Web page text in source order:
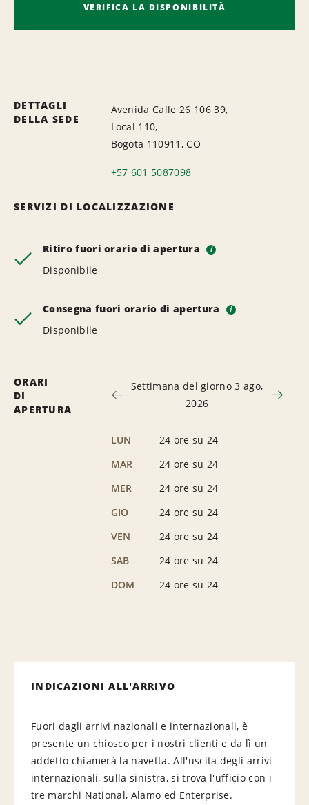
VERIFICA LA DISPONIBILITÀ
DETTAGLI
DELLA SEDE
Avenida Calle 26 106 39,
Local 110,
Bogota 110911, CO
+57 601 5087098
SERVIZI DI LOCALIZZAZIONE
Ritiro fuori orario di apertura i
Disponibile
Consegna fuori orario di apertura i
Disponibile
ORARI
DI
APERTURA
Settimana del giorno 3 ago,
2026
LUN
24 ore su 24
MAR
24 ore su 24
MER
24 ore su 24
GIO
24 ore su 24
VEN
24 ore su 24
SAB
24 ore su 24
DOM
24 ore su 24
INDICAZIONI ALL'ARRIVO
Fuori dagli arrivi nazionali e internazionali, è
presente un chiosco per i nostri clienti e da lì un
addetto chiamerà la navetta. All'uscita degli arrivi
internazionali, sulla sinistra, si trova l'ufficio con i
tre marchi National, Alamo ed Enterprise.